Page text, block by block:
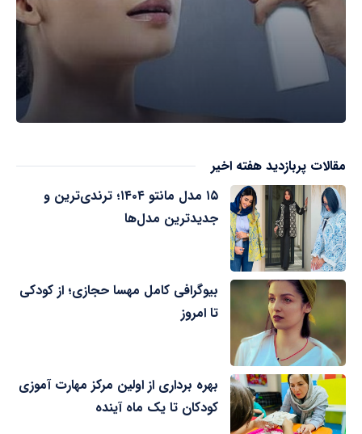
مقالات پربازدید هفته اخیر
۱۵ مدل مانتو ۱۴۰۴؛ ترندی‌ترین و
جدیدترین مدل‌ها
بیوگرافی کامل مهسا حجازی؛ از کودکی
تا امروز
بهره برداری از اولین مرکز مهارت آموزی
کودکان تا یک ماه آینده